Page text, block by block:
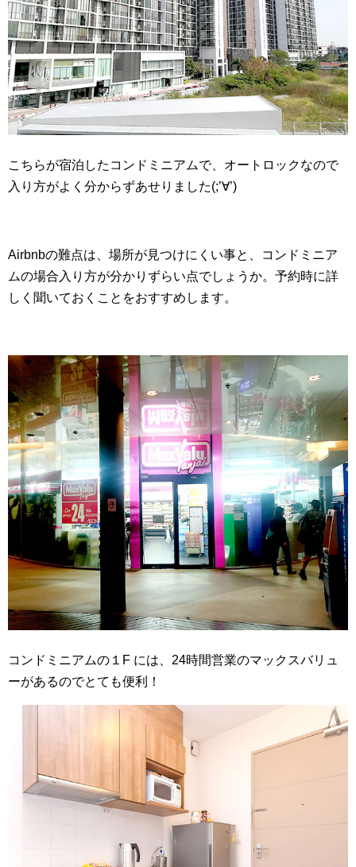
こちらが宿泊したコンドミニアムで、オートロックなので
入り方がよく分からずあせりました(;’∀’)
Airbnbの難点は、場所が見つけにくい事と、コンドミニア
ムの場合入り方が分かりずらい点でしょうか。予約時に詳
しく聞いておくことをおすすめします。
コンドミニアムの１F には、24時間営業のマックスバリュ
ーがあるのでとても便利！